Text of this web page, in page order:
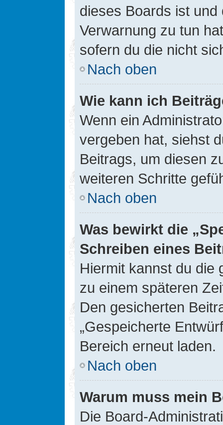
dieses Boards ist
Verwarnung zu tun
sofern du die nicht
Nach oben
Wie kann ich
Wenn ein
vergeben hat, siehst
Beitrags, um diesen
weiteren Schritte
Nach oben
Was bewirkt die
Schreiben eines
Hiermit kannst du die
zu einem späteren
Den gesicherten
„Gespeicherte
Bereich erneut laden.
Nach oben
Warum muss mein
Die Board-